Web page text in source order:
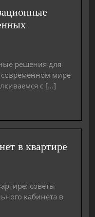
решения для
мире
с [...]
в квартире
советы
кабинета в